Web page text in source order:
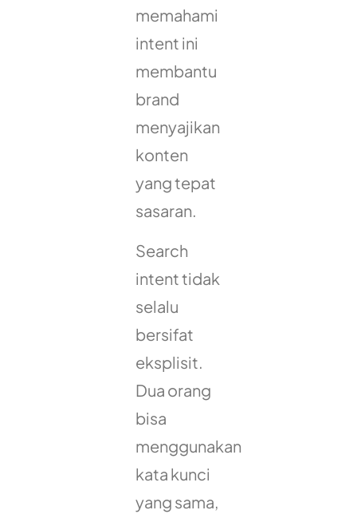
memahami
intent ini
membantu
brand
menyajikan
konten
yang tepat
sasaran.
Search
intent tidak
selalu
bersifat
eksplisit.
Dua orang
bisa
menggunakan
kata kunci
yang sama,